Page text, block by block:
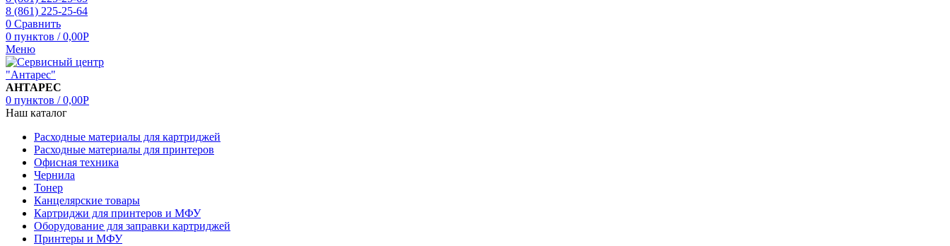
8 (861) 225-25-64
0 Сравнить
0 пунктов / 0,00Р
Меню
АНТАРЕС
0 пунктов / 0,00Р
Наш каталог
Расходные материалы для картриджей
Расходные материалы для принтеров
Офисная техника
Чернила
Тонер
Канцелярские товары
Картриджи для принтеров и МФУ
Оборудование для заправки картриджей
Принтеры и МФУ